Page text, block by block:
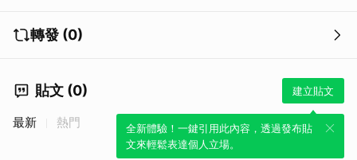
轉發 (0)
貼文 (0) 建立貼文
全新體驗！一鍵引用此內容，透過發布貼
文來輕鬆表達個人立場。
最新 熱門